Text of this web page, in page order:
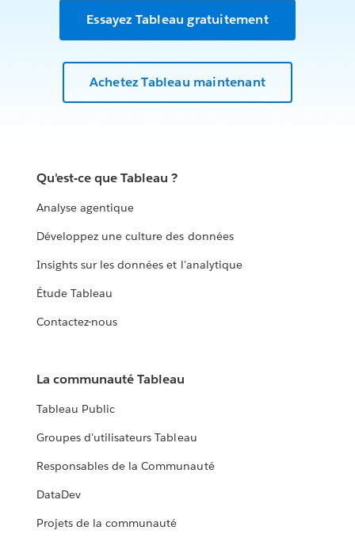
Essayez Tableau gratuitement
Achetez Tableau maintenant
Qu'est-ce que Tableau ?
Analyse agentique
Développez une culture des données
Insights sur les données et l'analytique
Étude Tableau
Contactez-nous
La communauté Tableau
Tableau Public
Groupes d'utilisateurs Tableau
Responsables de la Communauté
DataDev
Projets de la communauté